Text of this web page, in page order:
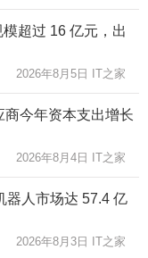
超过 16 亿元，出
2026年8月5日 IT之家
今年资本支出增长
2026年8月4日 IT之家
器人市场达 57.4 亿
2026年8月3日 IT之家